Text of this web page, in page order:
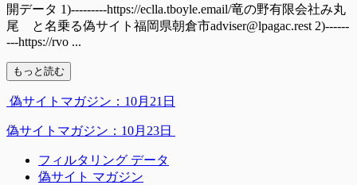
開データ 1)---------https://eclla.tboyle.email/竜の野有限会社み丸
尾 と名乗る偽サイト福岡県朝倉市adviser@lpagac.rest 2)------
---https://rvo ...
もっと読む
偽サイトマガジン：10月21日
偽サイトマガジン：10月23日
フィルタリング データ
偽サイト マガジン